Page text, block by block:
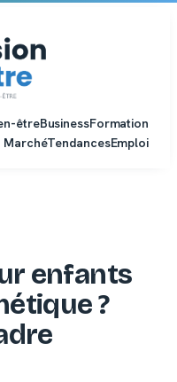
êtreBusinessFormation
MarchéTendancesEmploi
enfants
?